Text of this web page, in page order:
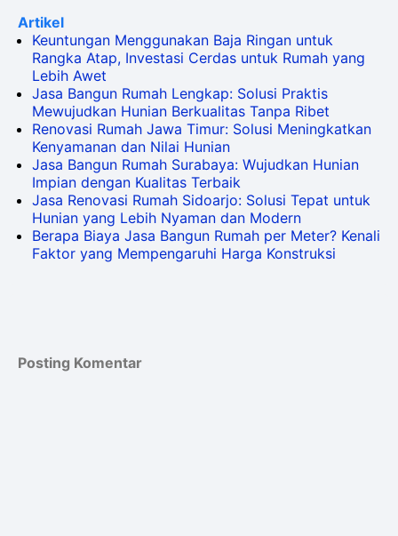
Artikel
Keuntungan Menggunakan Baja Ringan untuk
Rangka Atap, Investasi Cerdas untuk Rumah yang
Lebih Awet
Jasa Bangun Rumah Lengkap: Solusi Praktis
Mewujudkan Hunian Berkualitas Tanpa Ribet
Renovasi Rumah Jawa Timur: Solusi Meningkatkan
Kenyamanan dan Nilai Hunian
Jasa Bangun Rumah Surabaya: Wujudkan Hunian
Impian dengan Kualitas Terbaik
Jasa Renovasi Rumah Sidoarjo: Solusi Tepat untuk
Hunian yang Lebih Nyaman dan Modern
Berapa Biaya Jasa Bangun Rumah per Meter? Kenali
Faktor yang Mempengaruhi Harga Konstruksi
Posting Komentar